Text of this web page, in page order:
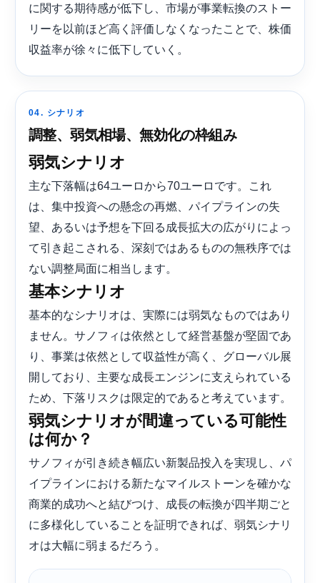
に関する期待感が低下し、市場が事業転換のストー
リーを以前ほど高く評価しなくなったことで、株価
収益率が徐々に低下していく。
04. シナリオ
調整、弱気相場、無効化の枠組み
弱気シナリオ
主な下落幅は64ユーロから70ユーロです。これ
は、集中投資への懸念の再燃、パイプラインの失
望、あるいは予想を下回る成長拡大の広がりによっ
て引き起こされる、深刻ではあるものの無秩序では
ない調整局面に相当します。
基本シナリオ
基本的なシナリオは、実際には弱気なものではあり
ません。サノフィは依然として経営基盤が堅固であ
り、事業は依然として収益性が高く、グローバル展
開しており、主要な成長エンジンに支えられている
ため、下落リスクは限定的であると考えています。
弱気シナリオが間違っている可能性
は何か？
サノフィが引き続き幅広い新製品投入を実現し、パ
イプラインにおける新たなマイルストーンを確かな
商業的成功へと結びつけ、成長の転換が四半期ごと
に多様化していることを証明できれば、弱気シナリ
オは大幅に弱まるだろう。